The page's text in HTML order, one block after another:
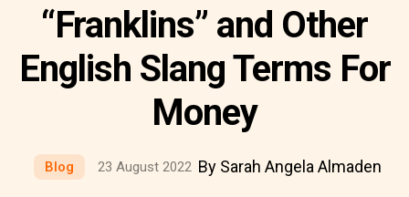
“Franklins” and Other
English Slang Terms For
Money
Blog 23 August 2022 By Sarah Angela Almaden